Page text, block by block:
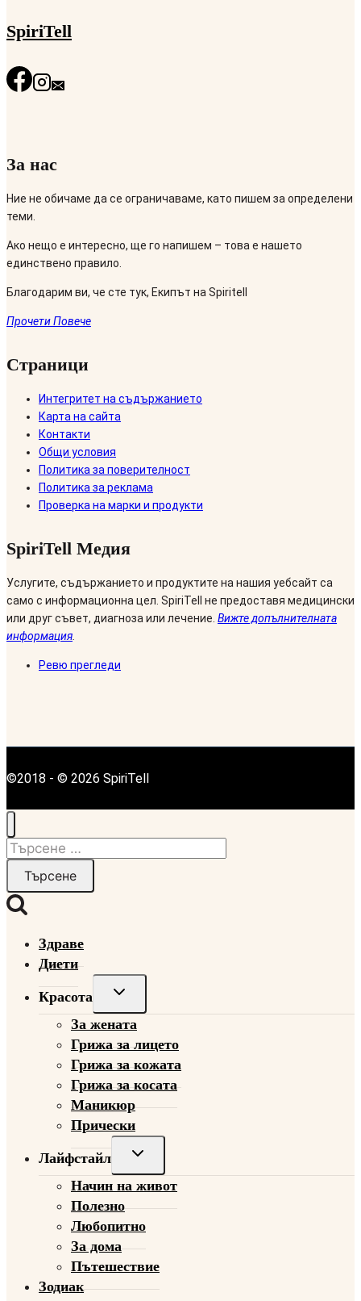
SpiriTell
За нас
Ние не обичаме да се ограничаваме, като пишем за определени
теми.
Ако нещо е интересно, ще го напишем – това е нашето
единствено правило.
Благодарим ви, че сте тук, Екипът на Spiritell
Прочети Повече
Страници
Интегритет на съдържанието
Карта на сайта
Контакти
Общи условия
Политика за поверителност
Политика за реклама
Проверка на марки и продукти
SpiriTell Медия
Услугите, съдържанието и продуктите на нашия уебсайт са
само с информационна цел. SpiriTell не предоставя медицински
или друг съвет, диагноза или лечение. Вижте допълнителната
информация.
Ревю прегледи
©2018 - © 2026 SpiriTell
Търсене
Здраве
Диети
Красота
Toggle
menu
За жената
Грижа за лицето
Грижа за кожата
Грижа за косата
Маникюр
Прически
Лайфстайл
Toggle
menu
Начин на живот
Полезно
Любопитно
За дома
Пътешествие
Зодиак